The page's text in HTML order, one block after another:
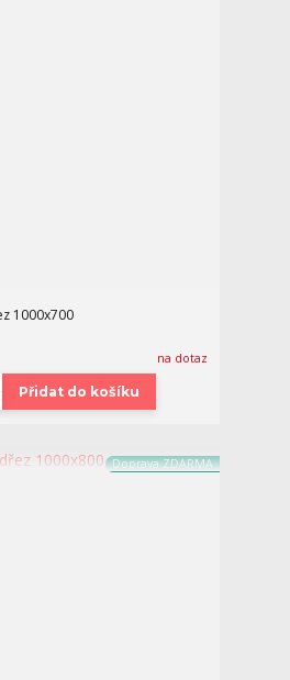
1000x700
na dotaz
Přidat do košíku
Doprava ZDARMA